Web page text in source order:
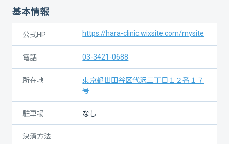
基本情報
公式HP https://hara-clinic.wixsite.com/mysite
電話 03-3421-0688
所在地
東京都世田谷区代沢三丁目１２番１７
号
駐車場 なし
決済方法